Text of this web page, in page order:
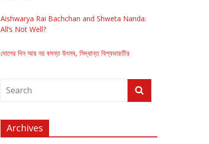
Aishwarya Rai Bachchan and Shweta Nanda:
All’s Not Well?
দোলের দিন আর নয় বসন্ত উৎসব, সিদ্ধান্ত বিশ্বভারতীর
Archives